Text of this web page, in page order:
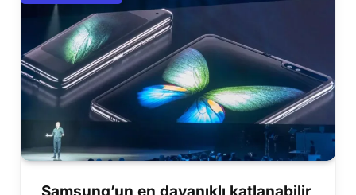
Samsung’un en dayanıklı katlanabilir